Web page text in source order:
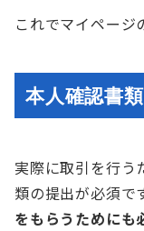
これでマイページ
本人確認書
実際に取引を行う
類の提出が必須で
をもらうためにも